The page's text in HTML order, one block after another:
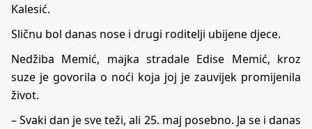
Kalesić.
Sličnu bol danas nose i drugi roditelji ubijene djece.
Nedžiba Memić, majka stradale Edise Memić, kroz
suze je govorila o noći koja joj je zauvijek promijenila
život.
– Svaki dan je sve teži, ali 25. maj posebno. Ja se i danas